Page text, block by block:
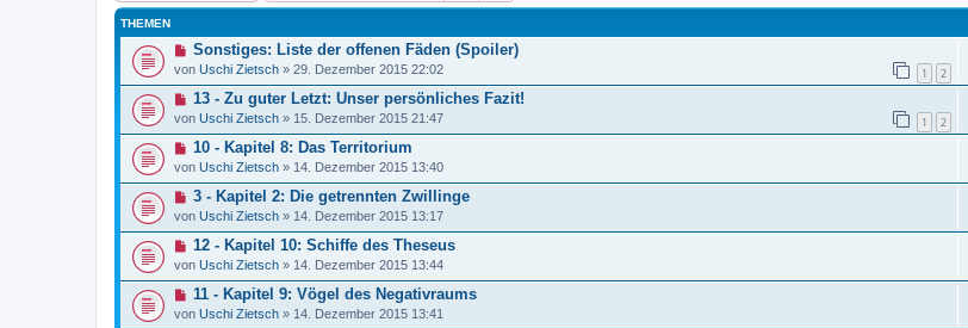
THEMEN
Sonstiges: Liste der offenen Fäden (Spoiler)
von Uschi Zietsch » 29. Dezember 2015 22:02 1 2
13 - Zu guter Letzt: Unser persönliches Fazit!
von Uschi Zietsch » 15. Dezember 2015 21:47 1 2
10 - Kapitel 8: Das Territorium
von Uschi Zietsch » 14. Dezember 2015 13:40
3 - Kapitel 2: Die getrennten Zwillinge
von Uschi Zietsch » 14. Dezember 2015 13:17
12 - Kapitel 10: Schiffe des Theseus
von Uschi Zietsch » 14. Dezember 2015 13:44
11 - Kapitel 9: Vögel des Negativraums
von Uschi Zietsch » 14. Dezember 2015 13:41